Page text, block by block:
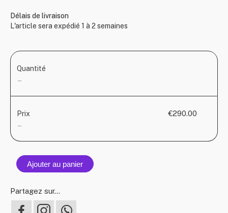
Délais de livraison
L'article sera expédié 1 à 2 semaines
Quantité
—
Prix
—
€290.00
Ajouter au panier
Partagez sur...